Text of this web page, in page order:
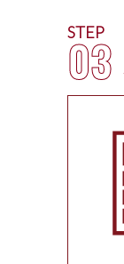
STEP
03